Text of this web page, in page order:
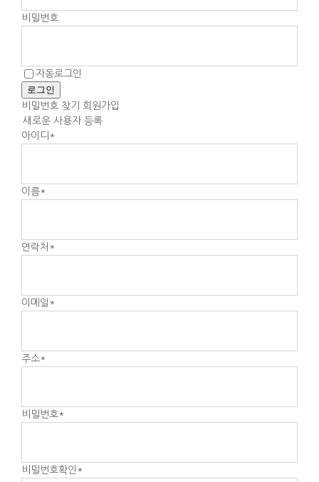
비밀번호
자동로그인
로그인
비밀번호 찾기
회원가입
새로운 사용자 등록
아이디 *
이름*
연락처 *
이메일 *
주소*
비밀번호*
비밀번호확인 *